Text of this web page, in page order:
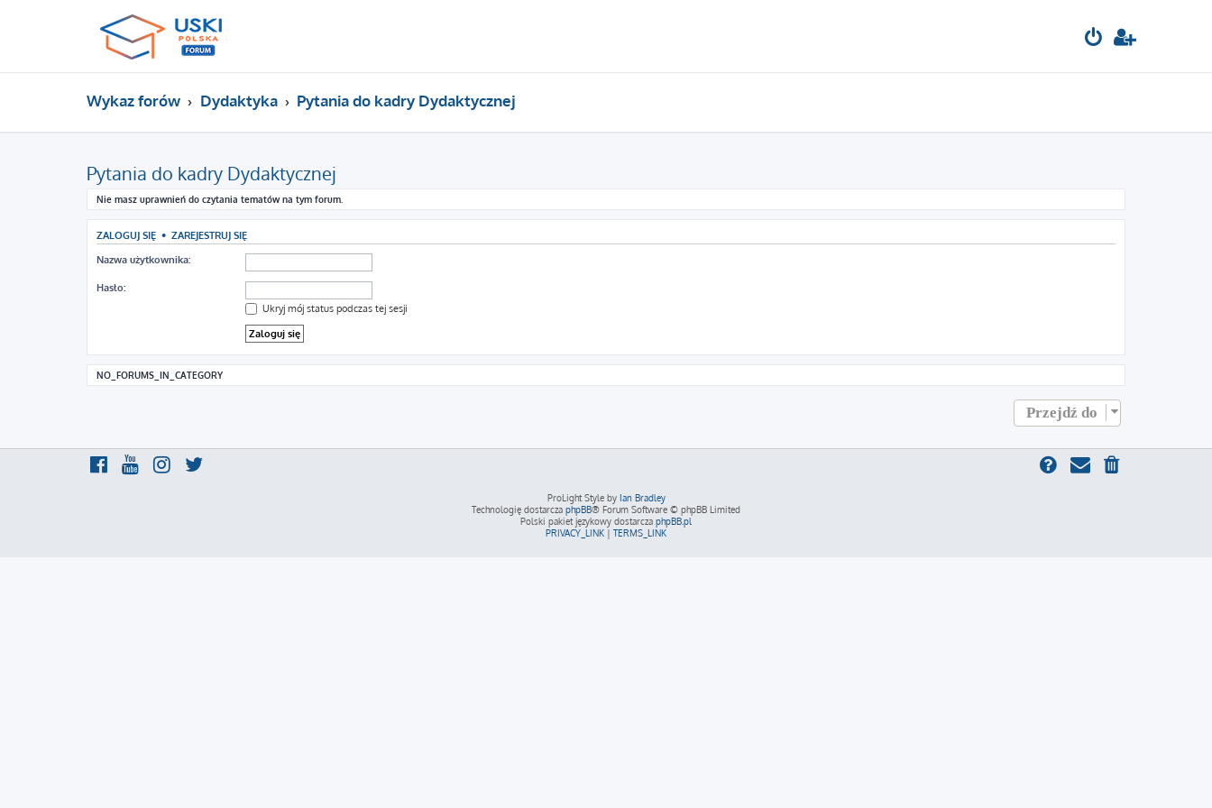
Wykaz forów Dydaktyka Pytania do kadry Dydaktycznej
Pytania do kadry Dydaktycznej
Nie masz uprawnień do czytania tematów na tym forum.
ZALOGUJ SIĘ • ZAREJESTRUJ SIĘ
Nazwa użytkownika:
Hasło:
Ukryj mój status podczas tej sesji
NO_FORUMS_IN_CATEGORY
Przejdź do
ProLight Style by Ian Bradley
Technologię dostarcza phpBB® Forum Software © phpBB Limited
Polski pakiet językowy dostarcza phpBB.pl
PRIVACY_LINK | TERMS_LINK